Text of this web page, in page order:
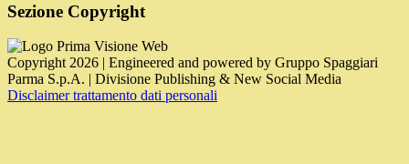
Sezione Copyright
Copyright 2026 | Engineered and powered by Gruppo Spaggiari
Parma S.p.A. | Divisione Publishing & New Social Media
Disclaimer trattamento dati personali